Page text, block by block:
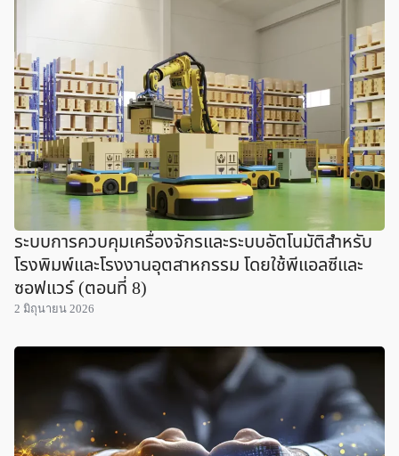
ระบบการควบคุมเครื่องจักรและระบบอัตโนมัติสำหรับ
โรงพิมพ์และโรงงานอุตสาหกรรม โดยใช้พีแอลซีและ
ซอฟแวร์ (ตอนที่ 8)
2 มิถุนายน 2026